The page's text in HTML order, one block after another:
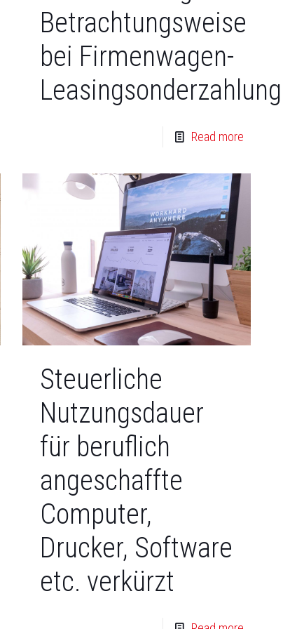
Betrachtungsweise
bei Firmenwagen-
Read more
Steuerliche
Nutzungsdauer
für beruflich
angeschaffte
Computer,
Drucker, Software
etc. verkürzt